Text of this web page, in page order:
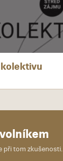
při tom zkušenosti.